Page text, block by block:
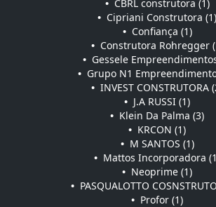
• CBRL construtora (1)
• Cipriani Construtora (1)
• Confiança (1)
• Construtora Rohregger
• Gessele
• Grupo N1
• INVEST CONSTRUTORA
• J.A RUSSI (1)
• Klein Da Palma (3)
• KRCON (1)
• M SANTOS (1)
• Mattos Incorporadora
• Neoprime (1)
• PASQUALOTTO
• Profor (1)